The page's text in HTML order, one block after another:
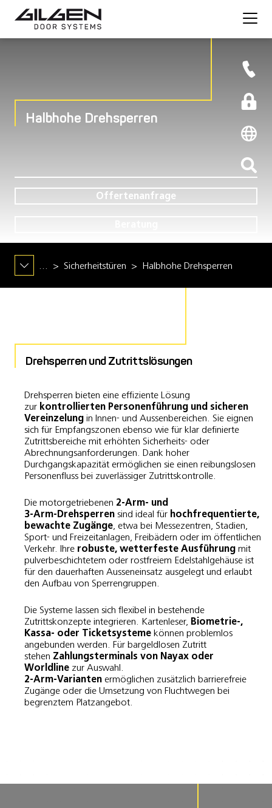
Halbhohe Drehsperren
Offertenanfrage
Sicherheitstüren Halbhohe Drehsperren
Drehsperren und Zutrittslösungen
Drehsperren bieten eine effiziente Lösung
zur kontrollierten Personenführung und sicheren
Vereinzelung in Innen‑ und Aussenbereichen. Sie eignen
sich für Empfangszonen ebenso wie für klar definierte
Zutrittsbereiche mit erhöhten Sicherheits‑ oder
Abrechnungsanforderungen. Dank hoher
Durchgangskapazität ermöglichen sie einen reibungslosen
Personenfluss bei zuverlässiger Zutrittskontrolle.
Die motorgetriebenen 2‑Arm‑ und
3‑Arm‑Drehsperren sind ideal für hochfrequentierte,
bewachte Zugänge, etwa bei Messezentren, Stadien,
Sport‑ und Freizeitanlagen, Freibädern oder im öffentlichen
Verkehr. Ihre robuste, wetterfeste Ausführung mit
pulverbeschichtetem oder rostfreiem Edelstahlgehäuse ist
für den dauerhaften Ausseneinsatz ausgelegt und erlaubt
den Aufbau von Sperrengruppen.
Die Systeme lassen sich flexibel in bestehende
Zutrittskonzepte integrieren. Kartenleser, Biometrie‑,
Kassa‑ oder Ticketsysteme können problemlos
angebunden werden. Für bargeldlosen Zutritt
stehen Zahlungsterminals von Nayax oder
Worldline zur Auswahl.
2‑Arm‑Varianten ermöglichen zusätzlich barrierefreie
Zugänge oder die Umsetzung von Fluchtwegen bei
begrenztem Platzangebot.